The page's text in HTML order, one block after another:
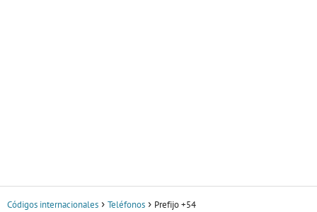
Códigos internacionales Teléfonos Prefijo +54